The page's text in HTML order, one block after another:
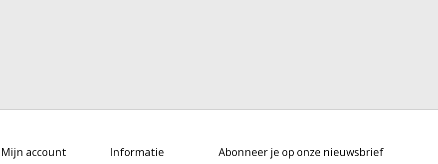
Mijn account Informatie Abonneer je op onze nieuwsbrief